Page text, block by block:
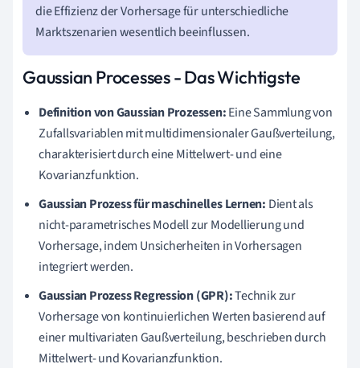
die Effizienz der Vorhersage für unterschiedliche
Marktszenarien wesentlich beeinflussen.
Gaussian Processes - Das Wichtigste
Definition von Gaussian Prozessen:Eine Sammlung von
Zufallsvariablen mit multidimensionaler Gaußverteilung,
charakterisiert durch eine Mittelwert- und eine
Kovarianzfunktion.
Gaussian Prozess für maschinelles Lernen: Dient als
nicht-parametrisches Modell zur Modellierung und
Vorhersage, indem Unsicherheiten in Vorhersagen
integriert werden.
Gaussian Prozess Regression (GPR):Technik zur
Vorhersage von kontinuierlichen Werten basierend auf
einer multivariaten Gaußverteilung, beschrieben durch
Mittelwert- und Kovarianzfunktion.